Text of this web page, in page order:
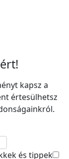
kapsz a
értesülhetsz
és tippek